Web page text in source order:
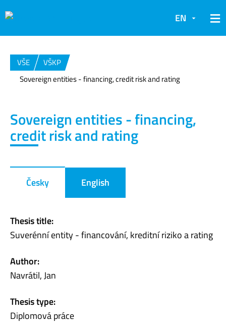
EN
VŠE
VŠKP
Sovereign entities - financing, credit risk and rating
Sovereign entities - financing,
credit risk and rating
Česky English
Thesis title:
Suverénní entity - financování, kreditní riziko a rating
Author:
Navrátil, Jan
Thesis type:
Diplomová práce